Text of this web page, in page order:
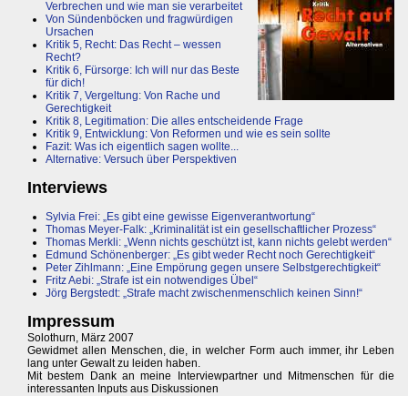
Verbrechen und wie man sie verarbeitet
Von Sündenböcken und fragwürdigen
Ursachen
Kritik 5, Recht: Das Recht – wessen
Recht?
Kritik 6, Fürsorge: Ich will nur das Beste
für dich!
Kritik 7, Vergeltung: Von Rache und
Gerechtigkeit
Kritik 8, Legitimation: Die alles entscheidende Frage
Kritik 9, Entwicklung: Von Reformen und wie es sein sollte
Fazit: Was ich eigentlich sagen wollte...
Alternative: Versuch über Perspektiven
Interviews
Sylvia Frei: „Es gibt eine gewisse Eigenverantwortung“
Thomas Meyer-Falk: „Kriminalität ist ein gesellschaftlicher Prozess“
Thomas Merkli: „Wenn nichts geschützt ist, kann nichts gelebt werden“
Edmund Schönenberger: „Es gibt weder Recht noch Gerechtigkeit“
Peter Zihlmann: „Eine Empörung gegen unsere Selbstgerechtigkeit“
Fritz Aebi: „Strafe ist ein notwendiges Übel“
Jörg Bergstedt: „Strafe macht zwischenmenschlich keinen Sinn!“
Impressum
Solothurn, März 2007
Gewidmet allen Menschen, die, in welcher Form auch immer, ihr Leben
lang unter Gewalt zu leiden haben.
Mit bestem Dank an meine Interviewpartner und Mitmenschen für die
interessanten Inputs aus Diskussionen